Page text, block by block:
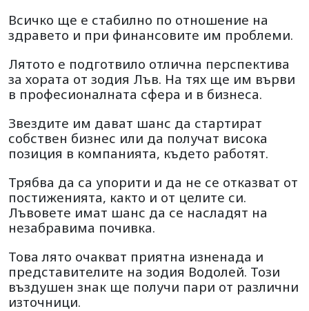
Всичко ще е стабилно по отношение на
здравето и при финансовите им проблеми.
Лятото е подготвило отлична перспектива
за хората от зодия Лъв. На тях ще им върви
в професионалната сфера и в бизнеса.
Звездите им дават шанс да стартират
собствен бизнес или да получат висока
позиция в компанията, където работят.
Трябва да са упорити и да не се отказват от
постиженията, както и от целите си.
Лъвовете имат шанс да се насладят на
незабравима почивка.
Това лято очакват приятна изненада и
представителите на зодия Водолей. Този
въздушен знак ще получи пари от различни
източници.